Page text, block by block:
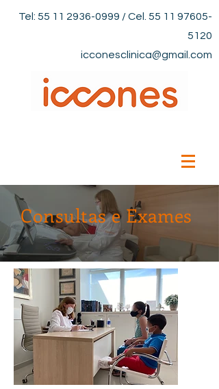
Tel: 55 11 2936-0999 / Cel. 55 11 97605-
5120
icconesclinica@gmail.com
Consultas e Exames